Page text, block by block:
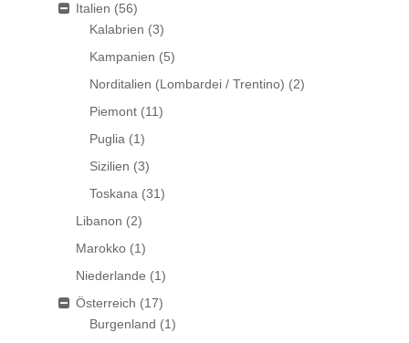
Italien (56)
Kalabrien (3)
Kampanien (5)
Norditalien (Lombardei / Trentino) (2)
Piemont (11)
Puglia (1)
Sizilien (3)
Toskana (31)
Libanon (2)
Marokko (1)
Niederlande (1)
Österreich (17)
Burgenland (1)